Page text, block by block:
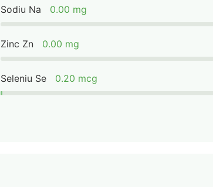
Sodiu Na 0.00 mg
Zinc Zn 0.00 mg
Seleniu Se 0.20 mcg